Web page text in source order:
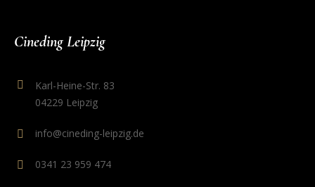
Cineding Leipzig
Karl-Heine-Str. 83
04229 Leipzig
info@cineding-leipzig.de
0341 23 959 474